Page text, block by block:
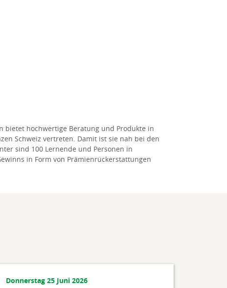
bietet hochwertige Beratung und Produkte in
Schweiz vertreten. Damit ist sie nah bei den
sind 100 Lernende und Personen in
in Form von Prämienrückerstattungen
Donnerstag 25 Juni 2026